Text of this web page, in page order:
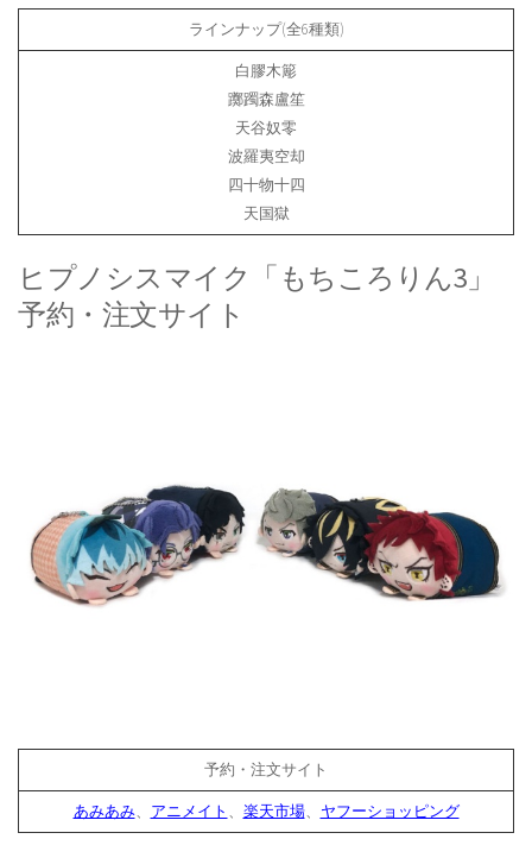
ラインナップ(全6種類)
白膠木簓
躑躅森盧笙
天谷奴零
波羅夷空却
四十物十四
天国獄
ヒプノシスマイク「もちころりん3」
予約・注文サイト
予約・注文サイト
あみあみ、 アニメイト 、 楽天市場、 ヤフーショッピング